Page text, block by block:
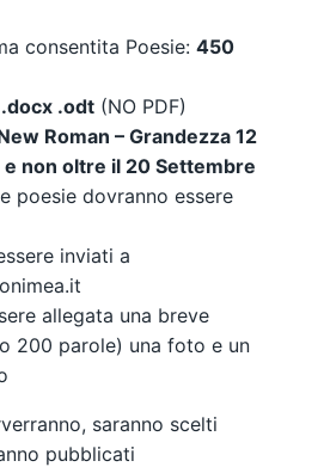
consentita Poesie: 450
.odt (NO PDF)
Roman – Grandezza 12
e non oltre il 20 Settembre
poesie dovranno essere
inviati a
allegata una breve
200 parole) una foto e un
saranno scelti
pubblicati